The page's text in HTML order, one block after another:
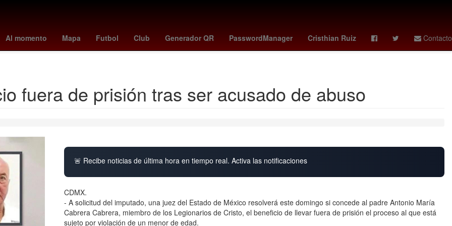
Al momento Mapa Futbol Club Generador QR PasswordManager Cristhian Ruiz Contacto
tigers - blue jays a que hora juega pumas vs pachuca swatch x ap guardians - reds
vota la casa de los famosos mexico
fuera de prisión tras ser acusado de abuso
🚨 Recibe noticias de última hora en tiempo real. Activa las notificaciones
CDMX.
- A solicitud del imputado, una juez del Estado de México resolverá este domingo si concede al padre Antonio María
Cabrera Cabrera, miembro de los Legionarios de Cristo, el beneficio de llevar fuera de prisión el proceso al que está
sujeto por violación de un menor de edad.